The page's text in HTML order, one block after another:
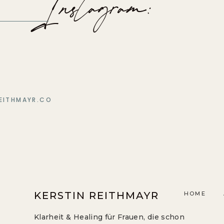
Klarheit & Healing für Frauen, die schon
HOME
KERSTIN REITHMAYR